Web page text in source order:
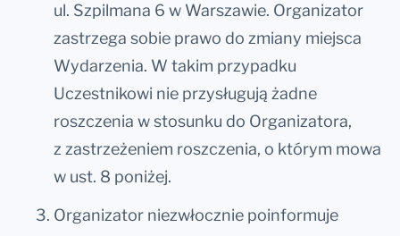
ul. Szpilmana 6 w Warszawie. Organizator
zastrzega sobie prawo do zmiany miejsca
Wydarzenia. W takim przypadku
Uczestnikowi nie przysługują żadne
roszczenia w stosunku do Organizatora,
z zastrzeżeniem roszczenia, o którym mowa
w ust. 8 poniżej.
Organizator niezwłocznie poinformuje